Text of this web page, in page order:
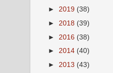
► 2019 (38)
► 2018 (39)
► 2016 (38)
► 2014 (40)
► 2013 (43)